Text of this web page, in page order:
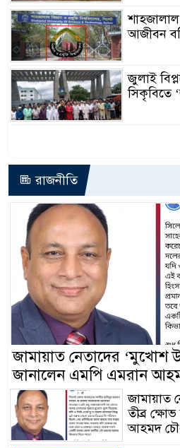
শাহজালাল
আজীবন
জুলাই
সিকৃবিতে
রাজনীতি
জামায়াত নেতাদের ‘মুখোশ
জানালেন এমপি এমরান
জামায়াত
তীব্র
আহমদ